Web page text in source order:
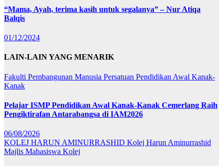
“Mama, Ayah, terima kasih untuk segalanya” – Nur Atiqa
Balqis
01/12/2024
LAIN-LAIN YANG MENARIK
Fakulti Pembangunan Manusia Persatuan Pendidikan Awal Kanak-
Kanak
Pelajar ISMP Pendidikan Awal Kanak-Kanak Cemerlang Raih
Pengiktirafan Antarabangsa di IAM2026
06/08/2026
KOLEJ HARUN AMINURRASHID Kolej Harun Aminurrashid
Majlis Mahasiswa Kolej